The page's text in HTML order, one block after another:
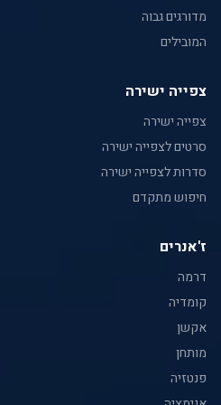
מדורגים גבוה
המובילים
צפייה ישירה
צפייה ישירה
סרטים לצפייה ישירה
סדרות לצפייה ישירה
חיפוש מתקדם
ז'אנרים
דרמה
קומדיה
אקשן
מותחן
פנטזיה